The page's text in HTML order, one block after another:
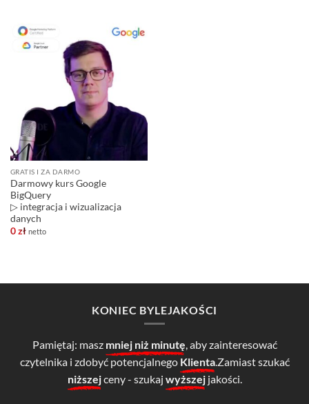
GRATIS I ZA DARMO
Darmowy kurs Google
BigQuery
▷ integracja i wizualizacja
danych
0zł netto
KONIEC BYLEJAKOŚCI
Pamiętaj: masz mniej niż minutę, aby zainteresować
czytelnika i zdobyć potencjalnego Klienta.Zamiast szukać
niższejceny - szukaj wyższejjakości.